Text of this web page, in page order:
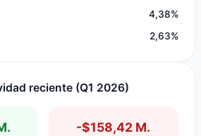
4,38%
2,63%
reciente (Q1 2026)
-$158,42 M.